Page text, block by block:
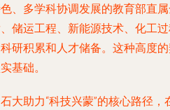
、多学科协调发展的教育部直
储运工程、新能源技术、化工
研积累和人才储备。这种高度
基础。
大助力“科技兴蒙”的核心路径